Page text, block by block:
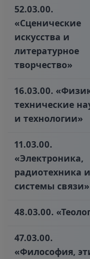
52.03.00.
«Сценические
искусства и
литературное
творчество»‎
16.03.00.
технические
и технологии»‎
11.03.00.
«Электроника,
радиотехника и
системы связи»‎
48.03.00.
47.03.00.
«Философия,